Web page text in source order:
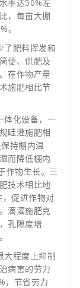
率达50%左
，每亩大棚
。
了肥料挥发和
便、供肥及
在作物产量
施肥相比节
体化设备，一
畦灌施肥相
持棚内温
而降低棚内
作物生长。三
技术相比地
促进作物对
滴灌施肥克
孔隙度增
大程度上抑制
病害的劳力
，节省劳力